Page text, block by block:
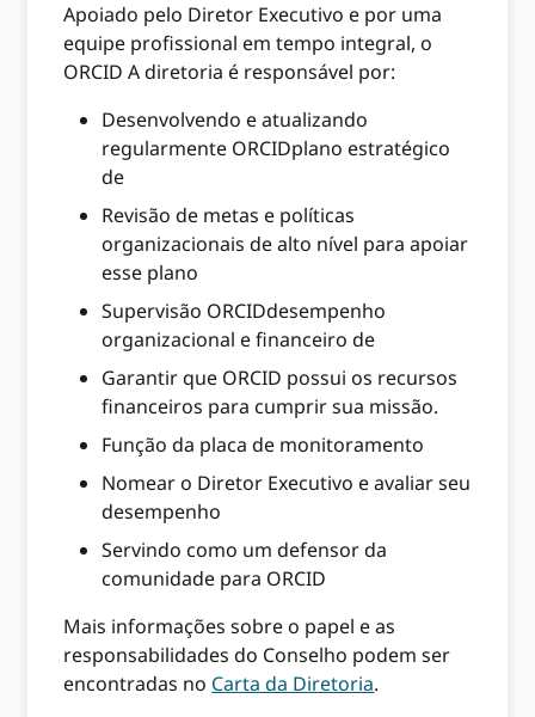
Apoiado pelo Diretor Executivo e por uma
equipe profissional em tempo integral, o
ORCID A diretoria é responsável por:
Desenvolvendo e atualizando
regularmente ORCIDplano estratégico
de
Revisão de metas e políticas
organizacionais de alto nível para apoiar
esse plano
Supervisão ORCIDdesempenho
organizacional e financeiro de
Garantir que ORCID possui os recursos
financeiros para cumprir sua missão.
Função da placa de monitoramento
Nomear o Diretor Executivo e avaliar seu
desempenho
Servindo como um defensor da
comunidade para ORCID
Mais informações sobre o papel e as
responsabilidades do Conselho podem ser
encontradas no Carta da Diretoria.